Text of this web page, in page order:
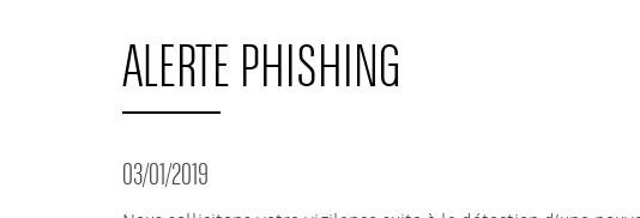
ALERTE PHISHING
03/01/2019